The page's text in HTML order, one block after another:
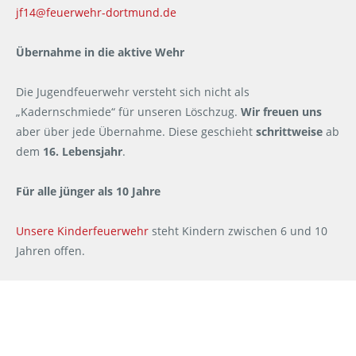
jf14@feuerwehr-dortmund.de
Übernahme in die aktive Wehr
Die Jugendfeuerwehr versteht sich nicht als
„Kadernschmiede“ für unseren Löschzug. Wir freuen uns
aber über jede Übernahme. Diese geschieht schrittweise ab
dem 16. Lebensjahr.
Für alle jünger als 10 Jahre
Unsere Kinderfeuerwehr steht Kindern zwischen 6 und 10
Jahren offen.